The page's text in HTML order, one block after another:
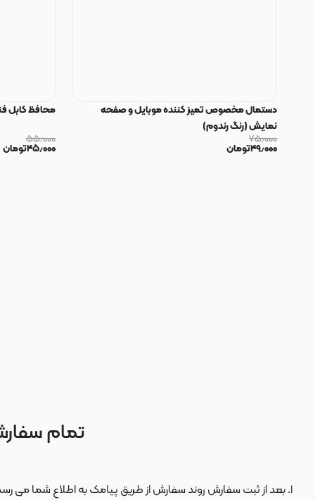
دستمال مخصوص تمیز کننده موبایل و صفحه
نمایش (رنگ رندوم)
۷۵٫۰۰۰
۴۹٫۰۰۰تومان
محافظ کابل فنری
۵۵٫۰۰۰
۴۵٫۰۰۰تومان
تمام
بعد از ثبت سفارش روند سفارش از طریق پیامک به اطلاع شما می